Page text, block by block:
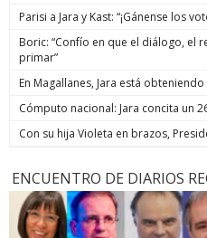
Parisi a Jara y Kast: “¡Gánense los
Boric: “Confío en que el diálogo, el
primar”
En Magallanes, Jara está
Cómputo nacional: Jara concita un
Con su hija Violeta en brazos,
ENCUENTRO DE DIARIOS